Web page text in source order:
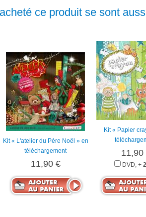
ce produit se sont
Kit « L'atelier du Père Noël » en
téléchargement
11,90 €
Kit « Papier
11,90
DVD, +